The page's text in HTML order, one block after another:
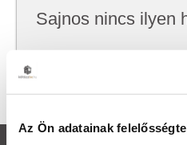
Az Ön adatainak
Sajnos nincs ilyen
keresni, hátha akkor